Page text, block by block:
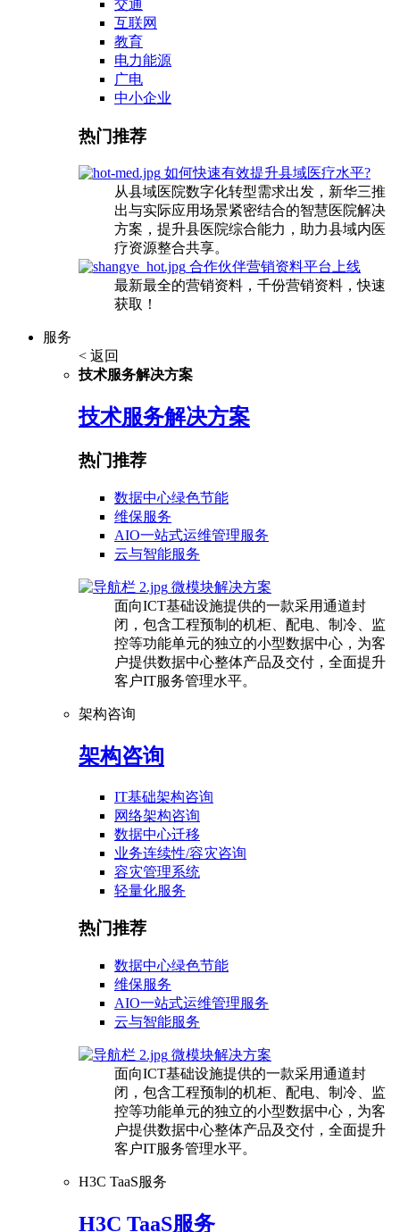
交通
互联网
教育
电力能源
广电
中小企业
热门推荐
如何快速有效提升县域医疗水平?
从县域医院数字化转型需求出发，新华三推
出与实际应用场景紧密结合的智慧医院解决
方案，提升县医院综合能力，助力县域内医
疗资源整合共享。
合作伙伴营销资料平台上线
最新最全的营销资料，千份营销资料，快速
获取！
服务
< 返回
技术服务解决方案
技术服务解决方案
热门推荐
数据中心绿色节能
维保服务
AIO一站式运维管理服务
云与智能服务
微模块解决方案
面向ICT基础设施提供的一款采用通道封
闭，包含工程预制的机柜、配电、制冷、监
控等功能单元的独立的小型数据中心，为客
户提供数据中心整体产品及交付，全面提升
客户IT服务管理水平。
架构咨询
架构咨询
IT基础架构咨询
网络架构咨询
数据中心迁移
业务连续性/容灾咨询
容灾管理系统
轻量化服务
热门推荐
数据中心绿色节能
维保服务
AIO一站式运维管理服务
云与智能服务
微模块解决方案
面向ICT基础设施提供的一款采用通道封
闭，包含工程预制的机柜、配电、制冷、监
控等功能单元的独立的小型数据中心，为客
户提供数据中心整体产品及交付，全面提升
客户IT服务管理水平。
H3C TaaS服务
H3C TaaS服务